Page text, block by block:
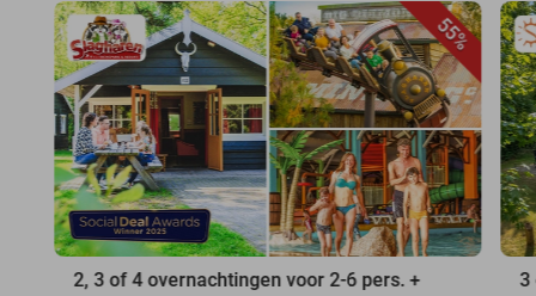
55%
2, 3 of 4 overnachtingen voor 2-6 pers. +
3